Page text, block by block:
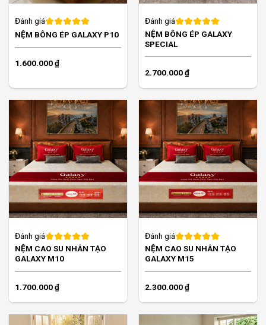
Đánh giá
NỆM BÔNG ÉP GALAXY P10
1.600.000₫
Đánh giá
NỆM BÔNG ÉP GALAXY
SPECIAL
2.700.000₫
Đánh giá
NỆM CAO SU NHÂN TẠO
GALAXY M10
1.700.000₫
Đánh giá
NỆM CAO SU NHÂN TẠO
GALAXY M15
2.300.000₫